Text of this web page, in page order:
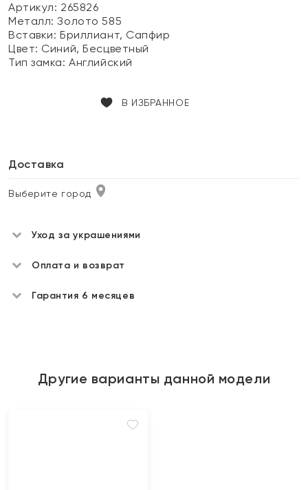
Артикул: 265826
Металл:Золото 585
Вставки:Бриллиант, Сапфир
Цвет: Синий, Бесцветный
Тип замка:Английский
В ИЗБРАННОЕ
Доставка
Выберите город
Уход за украшениями
Оплата и возврат
Гарантия 6 месяцев
Другие варианты данной модели